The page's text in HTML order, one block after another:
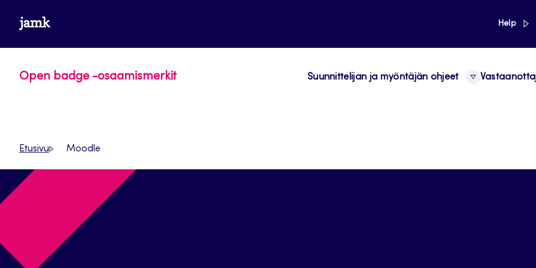
suoraan
sisältöön
www.jamk.fi Help
Open badge -osaamismerkit Suunnittelijan ja myöntäjän ohjeet
Etusivu Moodle